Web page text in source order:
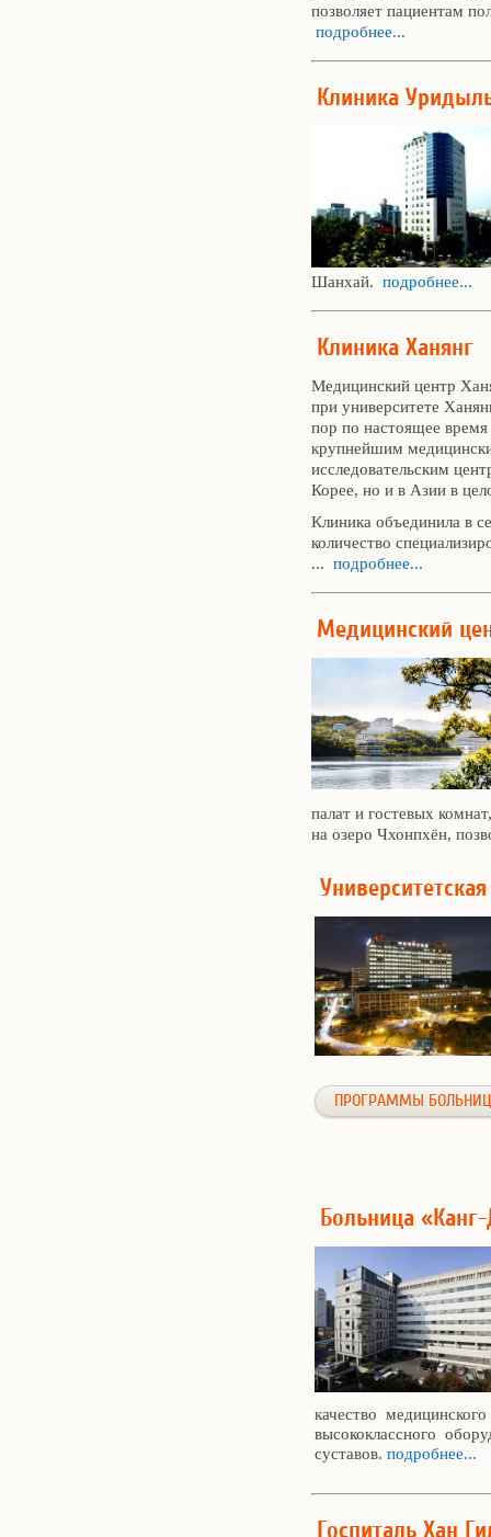
позволяет пациентам
подробнее...
Клиника
Шанхай. подробнее...
Клиника Ханянг
Медицинский центр
при университете
пор по настоящее время
крупнейшим
исследовательским
Корее, но и в Азии в
Клиника объединила в
количество
... подробнее...
Медицинский
палат и гостевых
на озеро Чхонпхён,
ПРОГРАММЫ
Больница
качество
высококлассного
суставов. подробнее...
Госпиталь Хан